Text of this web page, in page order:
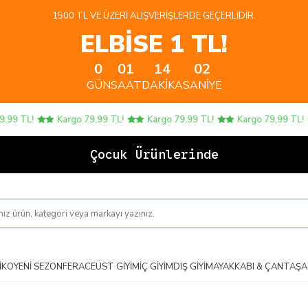
1500 TL VE ÜZERI ALIŞVERIŞLERDE GEÇERLIDIR.
ELBİSE 1 TL!
0
GÜN
01
SAAT
14
DAKIKA
02
SANIYE
TL! Kargo 79,99 TL! Kargo 79,99 TL! Kargo 79,99 TL!
Çocuk Ürünlerinde 4
YENI SEZONFERACEÜST GIYIMİÇ GIYIMDIŞ GIYIMAYAKKABI & ÇANTA